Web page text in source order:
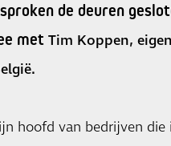
de deuren
met Tim Koppen,
hoofd van bedrijven die